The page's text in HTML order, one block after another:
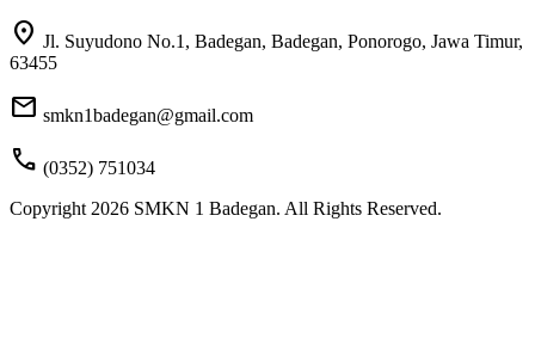
location_on Jl. Suyudono No.1, Badegan, Badegan, Ponorogo, Jawa Timur,
63455
mail smkn1badegan@gmail.com
call (0352) 751034
Copyright 2026 SMKN 1 Badegan. All Rights Reserved.